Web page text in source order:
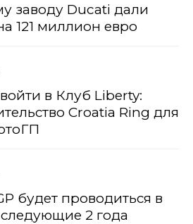
заводу Ducati дали
121 миллион евро
в Клуб Liberty:
Croatia Ring для
будет проводиться в
2 года